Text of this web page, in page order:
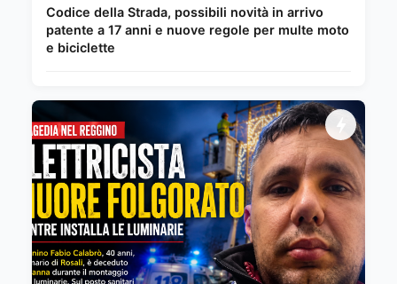
Codice della Strada, possibili novità in arrivo
patente a 17 anni e nuove regole per multe moto
e biciclette